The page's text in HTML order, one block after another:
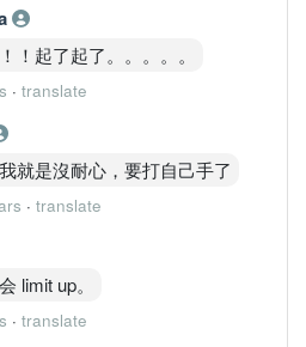
！起了起了。。。。。
· translate
就是沒耐心，要打自己手了
· translate
limit up。
· translate